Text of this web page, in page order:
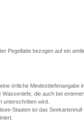
Pegellatte bezogen auf ein
örtliche Mindesttiefenangabe
Wassertiefe, die auch bei
unterschritten wird.
Staaten ist das